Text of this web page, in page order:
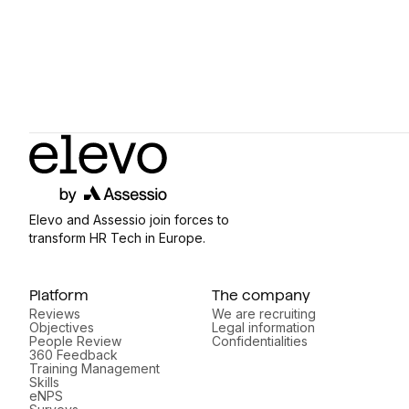
Elevo and Assessio join forces to
transform HR Tech in Europe.
Platform
Reviews
Objectives
People Review
360 Feedback
Training Management
Skills
eNPS
The company
We are recruiting
Legal information
Confidentialities